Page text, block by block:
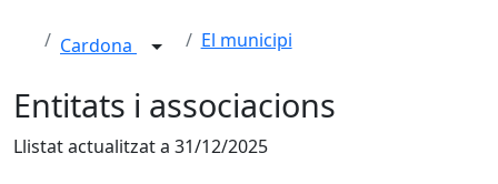
Cardona El municipi
Entitats i associacions
Llistat actualitzat a 31/12/2025